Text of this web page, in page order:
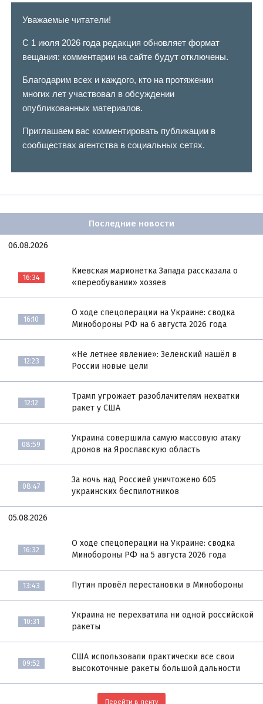
Уважаемые читатели!
С 1 июля 2026 года редакция обновляет формат
вещания: комментарии на сайте будут отключены.
Благодарим всех и каждого, кто на протяжении
многих лет участвовал в обсуждении
опубликованных материалов.
Приглашаем вас комментировать публикации в
сообществах агентства в социальных сетях.
Последние новости
06.08.2026
16:34
Киевская марионетка Запада рассказала о
«переобувании» хозяев
16:10
О ходе спецоперации на Украине: сводка
Минобороны РФ на 6 августа 2026 года
12:23
«Не летнее явление»: Зеленский нашёл в
России новые цели
12:12
Трамп угрожает разоблачителям нехватки
ракет у США
08:59
Украина совершила самую массовую атаку
дронов на Ярославскую область
08:47
За ночь над Россией уничтожено 605
украинских беспилотников
05.08.2026
16:32
О ходе спецоперации на Украине: сводка
Минобороны РФ на 5 августа 2026 года
13:43 Путин провёл перестановки в Минобороны
10:31
Украина не перехватила ни одной российской
ракеты
09:52
США использовали практически все свои
высокоточные ракеты большой дальности
Перейти в ленту